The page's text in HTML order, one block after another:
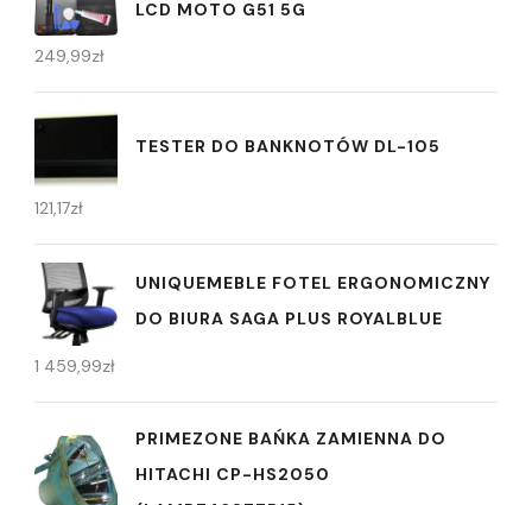
LCD MOTO G51 5G
249,99zł
TESTER DO BANKNOTÓW DL-105
121,17zł
UNIQUEMEBLE FOTEL ERGONOMICZNY
DO BIURA SAGA PLUS ROYALBLUE
1 459,99zł
PRIMEZONE BAŃKA ZAMIENNA DO
HITACHI CP-HS2050